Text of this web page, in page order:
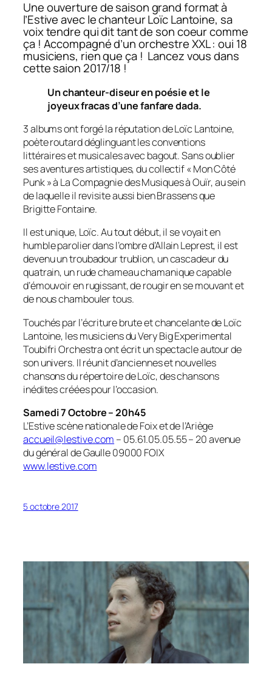
Une ouverture de saison grand format à
l’Estive avec le chanteur Loïc Lantoine, sa
voix tendre qui dit tant de son coeur comme
ça ! Accompagné d’un orchestre XXL : oui 18
musiciens, rien que ça ! Lancez vous dans
cette saion 2017/18 !
Un chanteur-diseur en poésie et le
joyeux fracas d’une fanfare dada.
3 albums ont forgé la réputation de Loïc Lantoine,
poète routard déglinguant les conventions
littéraires et musicales avec bagout. Sans oublier
ses aventures artistiques, du collectif « Mon Côté
Punk » à La Compagnie des Musiques à Ouïr, au sein
de laquelle il revisite aussi bien Brassens que
Brigitte Fontaine.
Il est unique, Loïc. Au tout début, il se voyait en
humble parolier dans l’ombre d’Allain Leprest, il est
devenu un troubadour trublion, un cascadeur du
quatrain, un rude chameau chamanique capable
d’émouvoir en rugissant, de rougir en se mouvant et
de nous chambouler tous.
Touchés par l’écriture brute et chancelante de Loïc
Lantoine, les musiciens du Very Big Experimental
Toubifri Orchestra ont écrit un spectacle autour de
son univers. Il réunit d’anciennes et nouvelles
chansons du répertoire de Loïc, des chansons
inédites créées pour l’occasion.
Samedi 7 Octobre – 20h45
L’Estive scène nationale de Foix et de l’Ariège
accueil@lestive.com – 05.61.05.05.55 – 20 avenue
du général de Gaulle 09000 FOIX
www.lestive.com
5 octobre 2017